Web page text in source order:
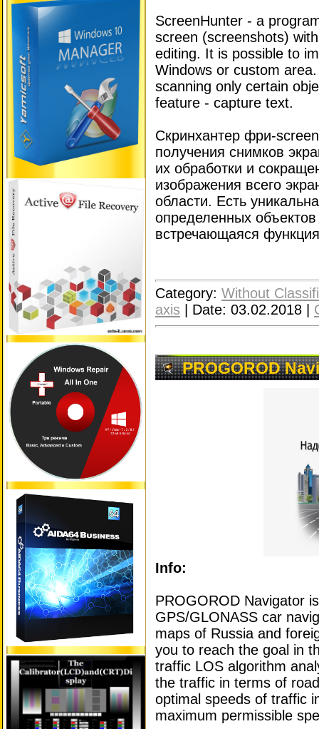
ScreenHunter - a
screen (screenshots)
editing. It is possible to
Windows or custom
scanning only certain
feature - capture text.
Скринхантер фри-
получения снимков
их обработки и
изображения всего
области. Есть
определенных
встречающаяся
Category: Without
axis
Date: 03.02.2018
PROGOROD
Info:
PROGOROD Navigator
GPS/GLONASS car
maps of Russia and
you to reach the goal in
traffic LOS algorithm
the traffic in terms of
optimal speeds of traffic
maximum permissible